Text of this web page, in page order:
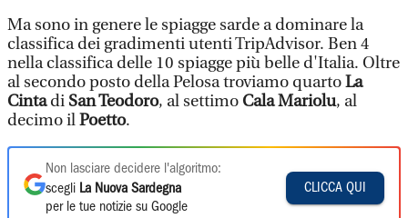
Ma sono in genere le spiagge sarde a dominare la
classifica dei gradimenti utenti TripAdvisor. Ben 4
nella classifica delle 10 spiagge più belle d'Italia. Oltre
al secondo posto della Pelosa troviamo quartoLa
Cintadi San Teodoro, al settimo Cala Mariolu, al
decimo ilPoetto.
Non lasciare decidere l'algoritmo:
scegli La Nuova Sardegna
per le tue notizie su Google
CLICCA QUI